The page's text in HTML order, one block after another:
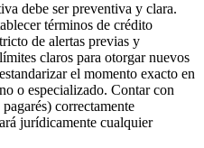
debe ser preventiva y clara.
términos de crédito
de alertas previas y
claros para otorgar nuevos
el momento exacto en
o especializado. Contar con
correctamente
jurídicamente cualquier